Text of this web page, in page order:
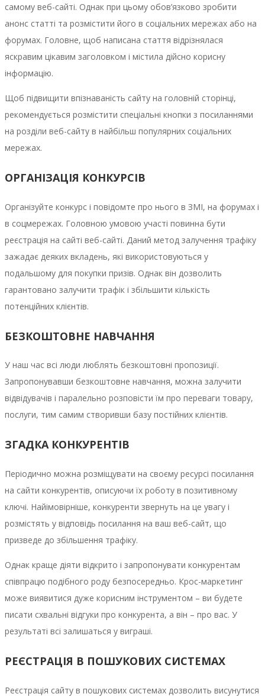
самому веб-сайті. Однак при цьому обов’язково зробити
анонс статті та розмістити його в соціальних мережах або на
форумах. Головне, щоб написана стаття відрізнялася
яскравим цікавим заголовком і містила дійсно корисну
інформацію.
Щоб підвищити впізнаваність сайту на головній сторінці,
рекомендується розмістити спеціальні кнопки з посиланнями
на розділи веб-сайту в найбільш популярних соціальних
мережах.
ОРГАНІЗАЦІЯ КОНКУРСІВ
Організуйте конкурс і повідомте про нього в ЗМІ, на форумах і
в соцмережах. Головною умовою участі повинна бути
реєстрація на сайті веб-сайті. Даний метод залучення трафіку
зажадає деяких вкладень, які використовуються у
подальшому для покупки призів. Однак він дозволить
гарантовано залучити трафік і збільшити кількість
потенційних клієнтів.
БЕЗКОШТОВНЕ НАВЧАННЯ
У наш час всі люди люблять безкоштовні пропозиції.
Запропонувавши безкоштовне навчання, можна залучити
відвідувачів і паралельно розповісти їм про переваги товару,
послуги, тим самим створивши базу постійних клієнтів.
ЗГАДКА КОНКУРЕНТІВ
Періодично можна розміщувати на своєму ресурсі посилання
на сайти конкурентів, описуючи їх роботу в позитивному
ключі. Найімовірніше, конкуренти звернуть на це увагу і
розмістять у відповідь посилання на ваш веб-сайт, що
призведе до збільшення трафіку.
Однак краще діяти відкрито і запропонувати конкурентам
співпрацю подібного роду безпосередньо. Крос-маркетинг
може виявитися дуже корисним інструментом – ви будете
писати схвальні відгуки про конкурента, а він – про вас. У
результаті всі залишаться у виграші.
РЕЄСТРАЦІЯ В ПОШУКОВИХ СИСТЕМАХ
Реєстрація сайту в пошукових системах дозволить висунутися